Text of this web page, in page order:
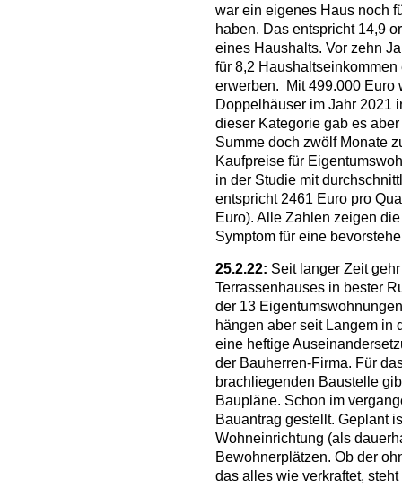
war ein eigenes Haus noch
haben. Das entspricht 14,9
eines Haushalts. Vor zehn
für 8,2
erwerben. Mit 499.000 Euro
Doppelhäuser im Jahr 2021
dieser Kategorie gab es
Summe doch zwölf Monate
Kaufpreise für
in der Studie mit
entspricht 2461 Euro pro
Euro). Alle Zahlen zeigen
Symptom für eine
25.2.22: Seit langer Zeit
Terrassenhauses in bester
der 13
hängen aber seit Langem in
eine heftige
der Bauherren-Firma. Für
brachliegenden Baustelle
Baupläne. Schon im
Bauantrag gestellt. Geplant
Wohneinrichtung (als
Bewohnerplätzen. Ob der
das alles wie verkraftet,